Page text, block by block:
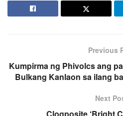
Previous
Kumpirma ng Phivolcs ang
Bulkang Kanlaon sa ilang
Next